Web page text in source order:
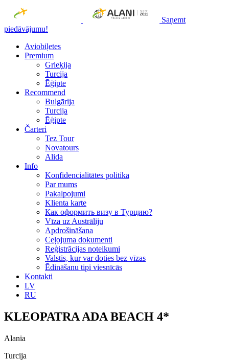
Saņemt
piedāvājumu!
Aviobiļetes
Premium
Grieķija
Turcija
Ēģipte
Recommend
Bulgārija
Turcija
Ēģipte
Čarteri
Tez Tour
Novatours
Alida
Info
Konfidencialitātes politika
Par mums
Рakalpojumi
Klienta karte
Как оформить визу в Турцию?
Vīza uz Austrāliju
Apdrošināšana
Ceļojuma dokumenti
Reģistrācijas noteikumi
Valstis, kur var doties bez vīzas
Ēdināšanu tipi viesnīcās
Kontakti
LV
RU
KLEOPATRA ADA BEACH 4*
Alania
Turcija